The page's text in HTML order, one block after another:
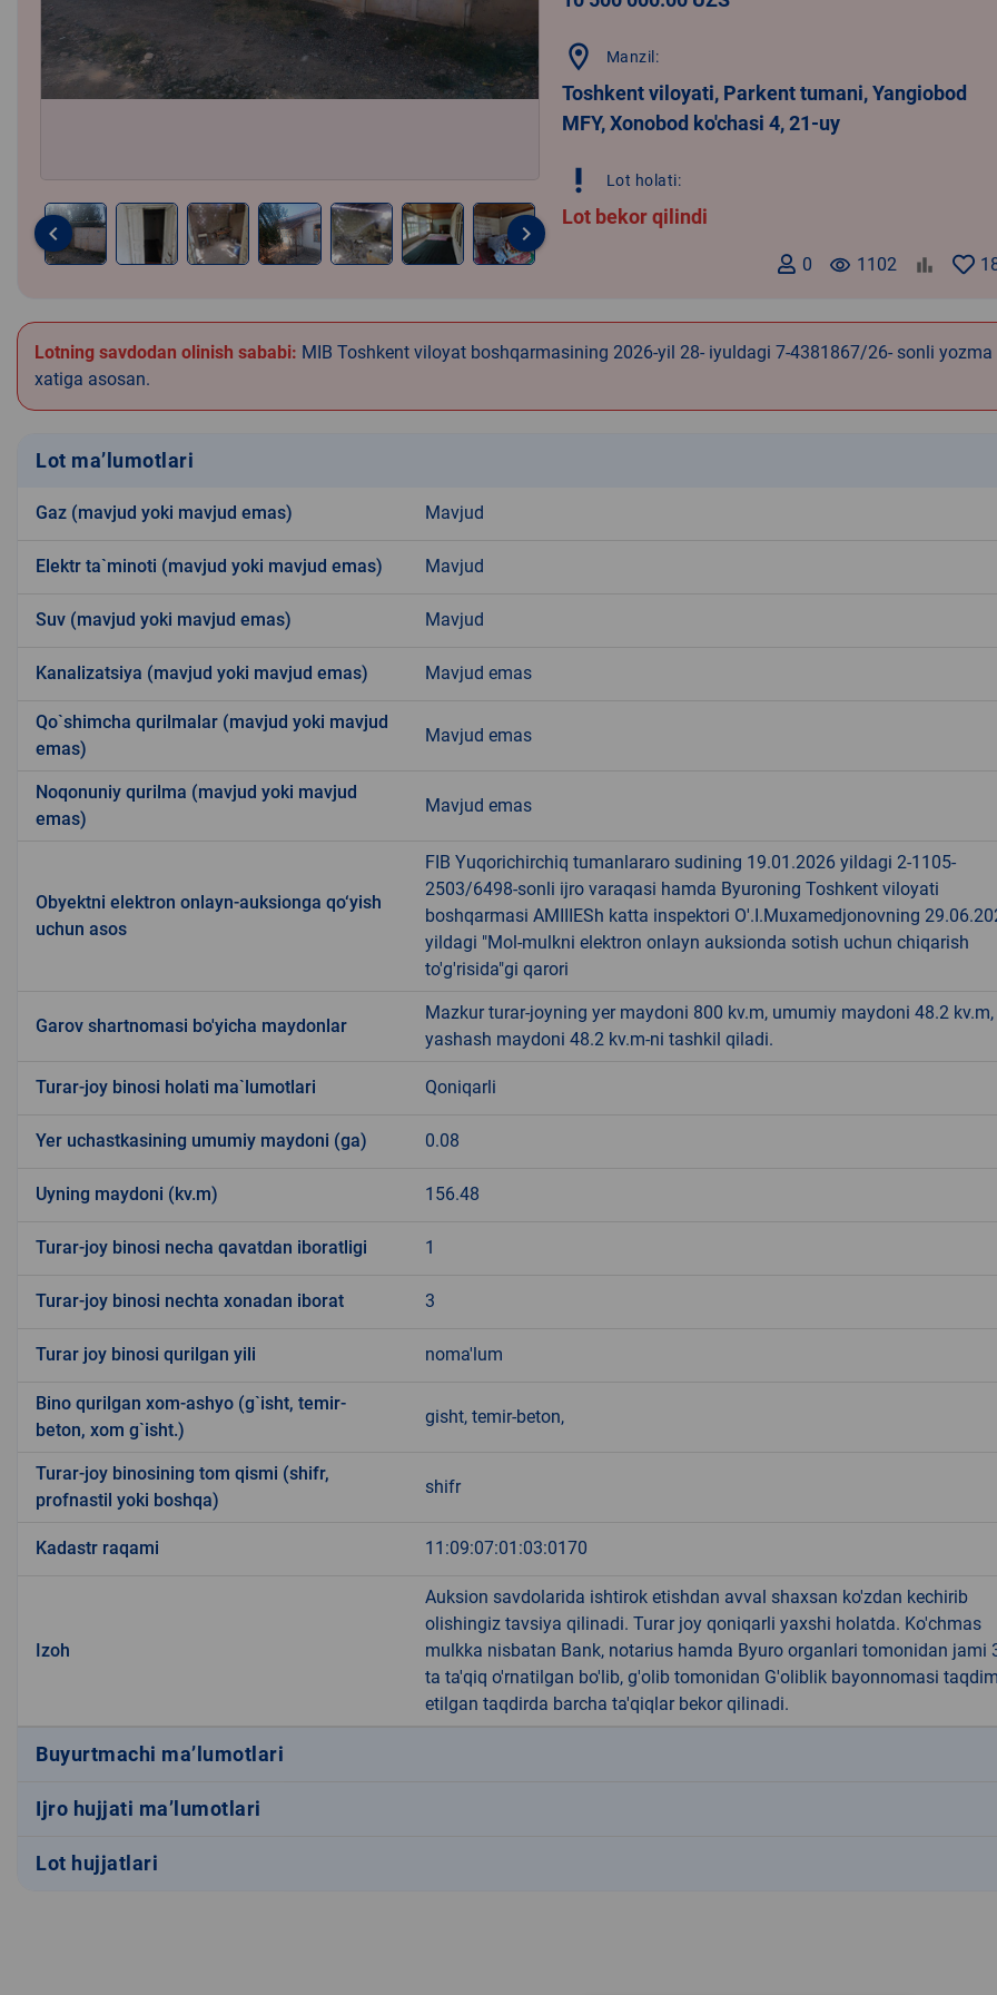
of
8
keyboard_arrow_left keyboard_arrow_right
location_on Manzil:
Toshkent viloyati, Parkent tumani, Yangiobod
MFY, Xonobod ko'chasi 4, 21-uy
priority_high Lot holati:
Lot bekor qilindi
remove_red_eye 1102
0
Lotning savdodan olinish sababi: MIB Toshkent viloyat boshqarmasining 2026-yil 28- iyuldagi 7-4381867/26- sonli yozma
xatiga asosan.
Lot ma’lumotlari
Gaz (mavjud yoki mavjud emas) Mavjud
Elektr ta`minoti (mavjud yoki mavjud emas) Mavjud
Suv (mavjud yoki mavjud emas) Mavjud
Kanalizatsiya (mavjud yoki mavjud emas) Mavjud emas
Qo`shimcha qurilmalar (mavjud yoki mavjud
emas)
Mavjud emas
Noqonuniy qurilma (mavjud yoki mavjud
emas)
Mavjud emas
Obyektni elektron onlayn-auksionga qo‘yish
uchun asos
FIB Yuqorichirchiq tumanlararo sudining 19.01.2026 yildagi 2-1105-
2503/6498-sonli ijro varaqasi hamda Byuroning Toshkent viloyati
boshqarmasi AMIIIESh katta inspektori O'.I.Muxamedjonovning
yildagi "Mol-mulkni elektron onlayn auksionda sotish uchun chiqarish
to'g'risida"gi qarori
Garov shartnomasi bo'yicha maydonlar
Mazkur turar-joyning yer maydoni 800 kv.m, umumiy maydoni 48.2 kv.m,
yashash maydoni 48.2 kv.m-ni tashkil qiladi.
Turar-joy binosi holati ma`lumotlari Qoniqarli
Yer uchastkasining umumiy maydoni (ga) 0.08
Uyning maydoni (kv.m) 156.48
Turar-joy binosi necha qavatdan iboratligi 1
Turar-joy binosi nechta xonadan iborat 3
Turar joy binosi qurilgan yili noma'lum
Bino qurilgan xom-ashyo (g`isht, temir-
beton, xom g`isht.)
gisht, temir-beton,
Turar-joy binosining tom qismi (shifr,
profnastil yoki boshqa)
shifr
Kadastr raqami 11:09:07:01:03:0170
Izoh
Auksion savdolarida ishtirok etishdan avval shaxsan ko'zdan kechirib
olishingiz tavsiya qilinadi. Turar joy qoniqarli yaxshi holatda. Ko'chmas
mulkka nisbatan Bank, notarius hamda Byuro organlari tomonidan jami
ta ta'qiq o'rnatilgan bo'lib, g'olib tomonidan G'oliblik bayonnomasi
etilgan taqdirda barcha ta'qiqlar bekor qilinadi.
Buyurtmachi ma’lumotlari
Ijro hujjati ma’lumotlari
Lot hujjatlari